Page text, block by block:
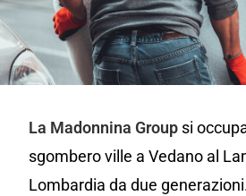
La Madonnina Group si
sgombero ville a Vedano al
Lombardia da due